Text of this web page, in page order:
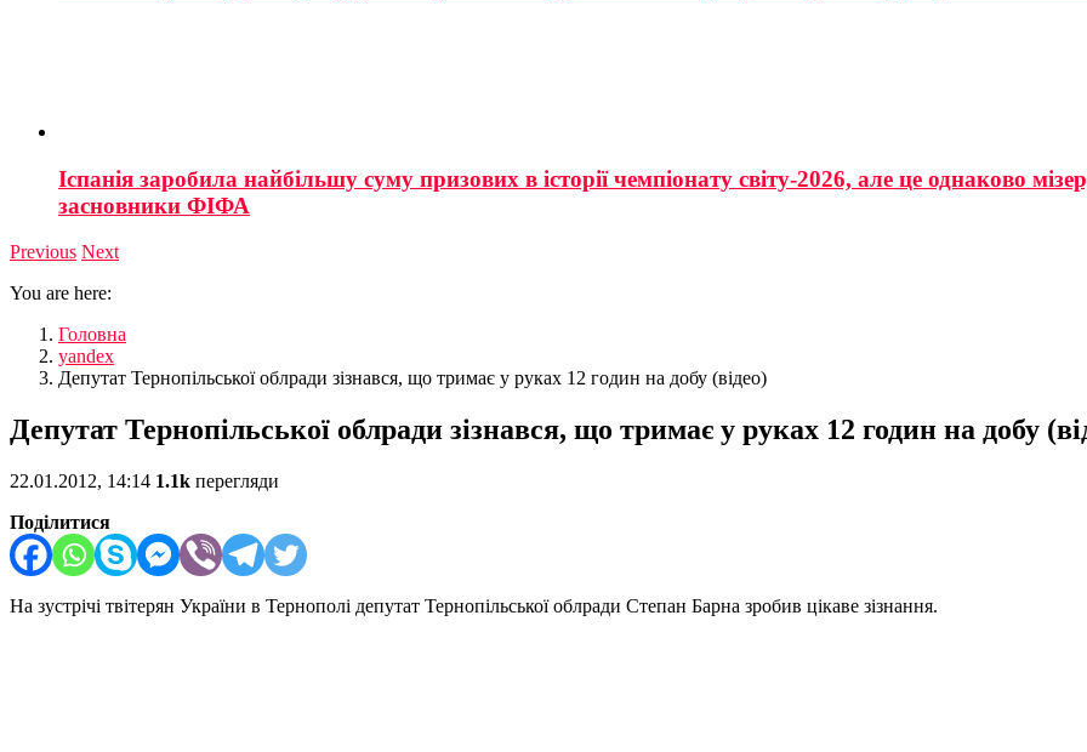
Іспанія заробила найбільшу суму призових в історії чемпіонату світу-2026, але це однаково
засновники ФІФА
Previous Next
You are here:
Головна
yandex
Депутат Тернопільської облради зізнався, що тримає у руках 12 годин на добу (відео)
Депутат Тернопільської облради зізнався, що тримає у руках 12 годин на добу
22.01.2012, 14:14 1.1k перегляди
Поділитися
На зустрічі твітерян України в Тернополі депутат Тернопільської облради Степан Барна зробив цікаве зізнання.